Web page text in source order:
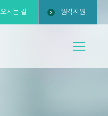
오시는 길 원격지원